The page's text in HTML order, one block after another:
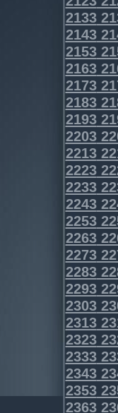
2133
2143
2153
2163
2173
2183
2193
2203
2213
2223
2233
2243
2253
2263
2273
2283
2293
2303
2313
2323
2333
2343
2353
2363